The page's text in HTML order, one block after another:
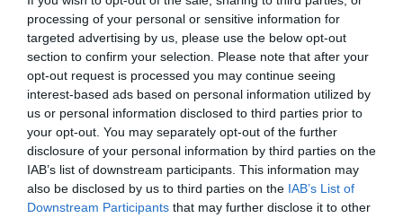
processing of your personal or sensitive information for
targeted advertising by us, please use the below opt-out
section to confirm your selection. Please note that after your
opt-out request is processed you may continue seeing
interest-based ads based on personal information utilized by
us or personal information disclosed to third parties prior to
your opt-out. You may separately opt-out of the further
disclosure of your personal information by third parties on the
IAB’s list of downstream participants. This information may
also be disclosed by us to third parties on the IAB’s List of
Downstream Participants that may further disclose it to other
δημόσιων πόρων και τη βελτίωση της
καθημερινής λειτουργίας της Δημόσιας
Διοίκησης.
TAGS: ΔΗΜΟΣΙΕΣ ΣΥΜΒΑΣΕΙΣ ΟΠΣ ΕΣΗΔΗΣ